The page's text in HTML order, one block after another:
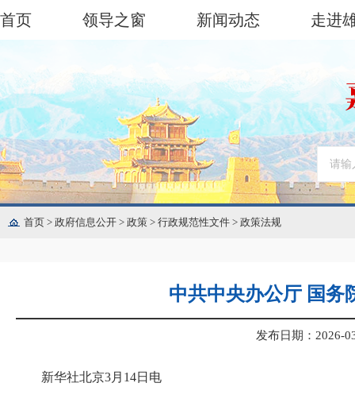
首页 领导之窗 新闻动态 走进
首页 > 政府信息公开 > 政策 > 行政规范性文件 > 政策法规
中共中央办公厅 国务
发布日期：2026-
新华社北京3月14日电